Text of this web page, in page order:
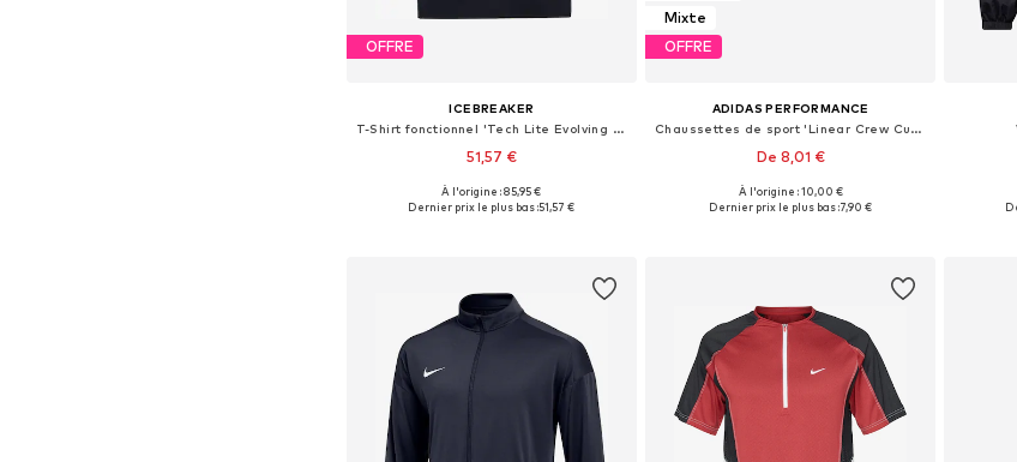
OFFRE
ICEBREAKER
T-Shirt fonctionnel 'Tech Lite Evolving Layers'
51,57 €
Tailles disponibles: S, M, L, XL, XXL
À l'origine : 85,95 €
Dernier prix le plus bas :51,57 €
Mixte
OFFRE
ADIDAS PERFORMANCE
Chaussettes de sport 'Linear Crew Cushioned 3 Pairs'
De 8,01 €
+3
Disponible en plusieurs tailles
À l'origine : 10,00 €
Dernier prix le plus bas :7,90 €